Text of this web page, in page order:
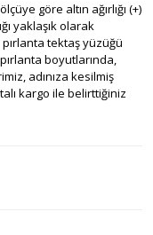
göre altın ağırlığı (+)
yaklaşık olarak
tektaş yüzüğü
boyutlarında,
adınıza kesilmiş
kargo ile belirttiğiniz